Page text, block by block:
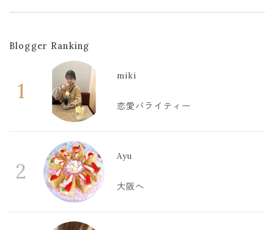
Blogger Ranking
1
miki
恋愛バライティー
2
Ayu
大阪へ